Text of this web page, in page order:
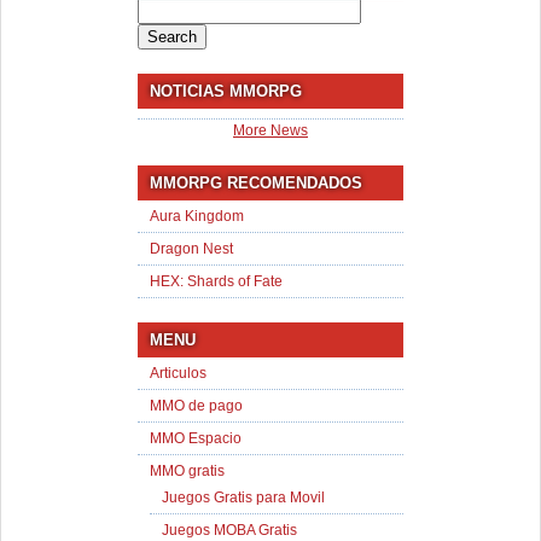
for:
NOTICIAS MMORPG
More News
MMORPG RECOMENDADOS
Aura Kingdom
Dragon Nest
HEX: Shards of Fate
MENU
Articulos
MMO de pago
MMO Espacio
MMO gratis
Juegos Gratis para Movil
Juegos MOBA Gratis